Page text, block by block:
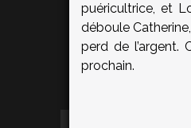
puéricultrice, et
déboule
perd de l’argent.
prochain.